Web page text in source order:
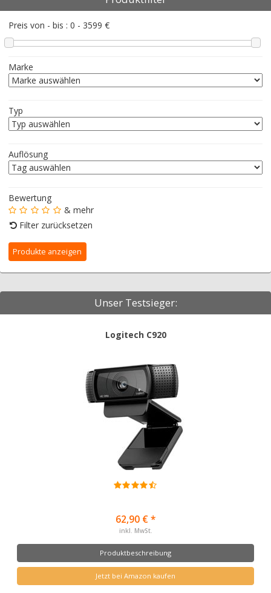
Preis von - bis : 0 - 3599 €
Marke
Typ
Auflösung
Bewertung
& mehr
Filter zurücksetzen
Unser Testsieger:
Logitech C920
62,90 € *
inkl. MwSt.
Produktbeschreibung
Jetzt bei Amazon kaufen